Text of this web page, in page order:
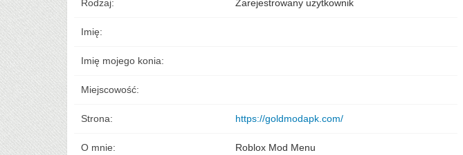
Rodzaj: Zarejestrowany użytkownik
Imię:
Imię mojego konia:
Miejscowość:
Strona: https://goldmodapk.com/
O mnie: Roblox Mod Menu